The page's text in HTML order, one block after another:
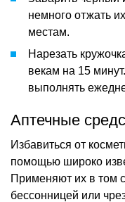
немного отжать
местам.
Нарезать
векам на 15
выполнять
Аптечные
Избавиться от
помощью широко
Применяют их в том
бессонницей или